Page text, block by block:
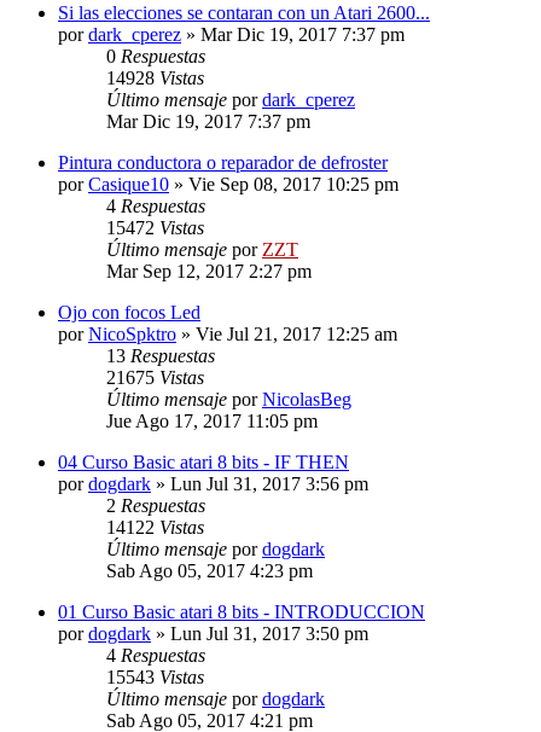
Si las elecciones se contaran con un Atari 2600...
pordark_cperez » Mar Dic 19, 2017 7:37 pm
0 Respuestas
14928 Vistas
Último mensaje pordark_cperez
Mar Dic 19, 2017 7:37 pm
Pintura conductora o reparador de defroster
porCasique10 » Vie Sep 08, 2017 10:25 pm
4 Respuestas
15472 Vistas
Último mensaje por ZZT
Mar Sep 12, 2017 2:27 pm
Ojo con focos Led
porNicoSpktro » Vie Jul 21, 2017 12:25 am
13 Respuestas
21675 Vistas
Último mensaje porNicolasBeg
Jue Ago 17, 2017 11:05 pm
04 Curso Basic atari 8 bits - IF THEN
pordogdark » Lun Jul 31, 2017 3:56 pm
2 Respuestas
14122 Vistas
Último mensaje pordogdark
Sab Ago 05, 2017 4:23 pm
01 Curso Basic atari 8 bits - INTRODUCCION
pordogdark » Lun Jul 31, 2017 3:50 pm
4 Respuestas
15543 Vistas
Último mensaje pordogdark
Sab Ago 05, 2017 4:21 pm